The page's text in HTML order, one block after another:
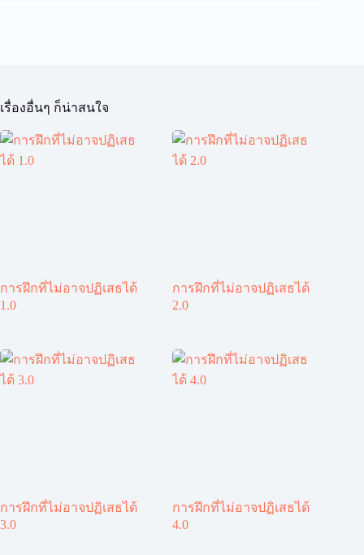
เรื่องอื่นๆ ก็น่าสนใจ
การฝึกที่ไม่อาจปฏิเสธได้
1.0
การฝึกที่ไม่อาจปฏิเสธได้
2.0
การฝึกที่ไม่อาจปฏิเสธได้
3.0
การฝึกที่ไม่อาจปฏิเสธได้
4.0